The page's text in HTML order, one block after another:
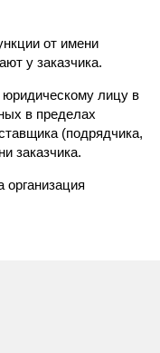
от имени
у заказчика.
юридическому лицу в
в пределах
(подрядчика,
заказчика.
организация